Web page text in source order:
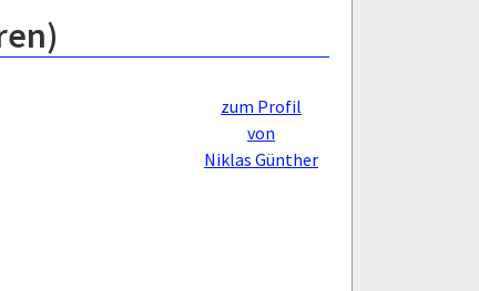
zum Profil
von
Niklas Günther